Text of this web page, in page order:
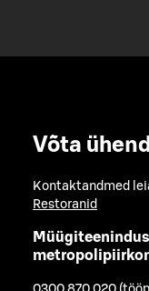
Võta
Kontaktandmed
Restoranid